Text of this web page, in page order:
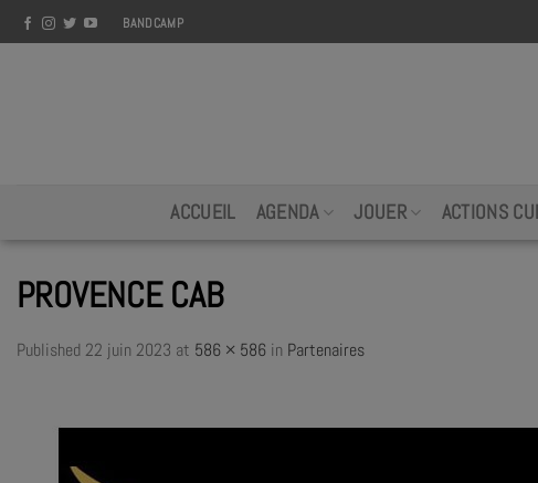
Skip
to
BANDCAMP
ACCUEIL AGENDA JOUER ACTIONS
PROVENCE CAB
Published 22 juin 2023 at 586 × 586 in Partenaires